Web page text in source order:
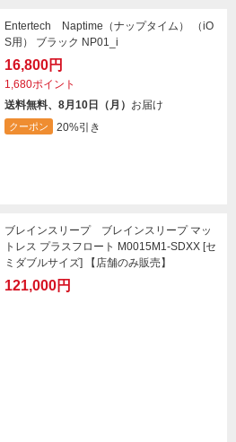
Entertech Naptime（ナップタイム） （iO
S用） ブラック NP01_i
16,800円
1,680ポイント
送料無料、8月10日（月） お届け
クーポン 20%引き
ブレインスリープ ブレインスリープ マッ
トレス プラスフロート M0015M1-SDXX [セ
ミダブルサイズ] 【店舗のみ販売】
121,000円